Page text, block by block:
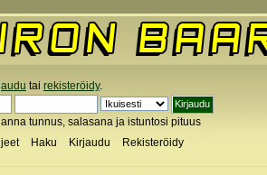
tai rekisteröidy.
tunnus, salasana ja istuntosi pituus
Haku Kirjaudu Rekisteröidy